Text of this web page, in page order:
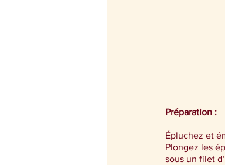
Préparation :
Épluchez et
Plongez les
sous un filet